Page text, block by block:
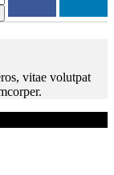
vitae volutpat